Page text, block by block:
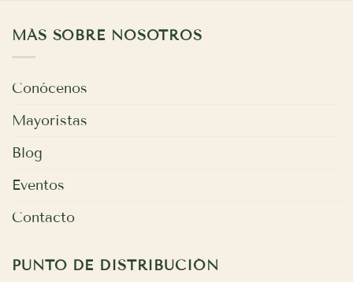
MÁS SOBRE NOSOTROS
Conócenos
Mayoristas
Blog
Eventos
Contacto
PUNTO DE DISTRIBUCIÓN